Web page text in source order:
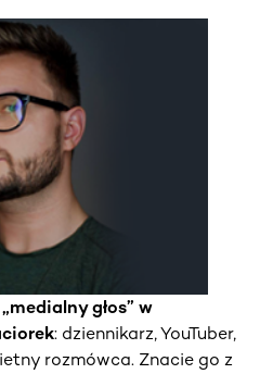
„medialny głos” w
: dziennikarz, YouTuber,
rozmówca. Znacie go z